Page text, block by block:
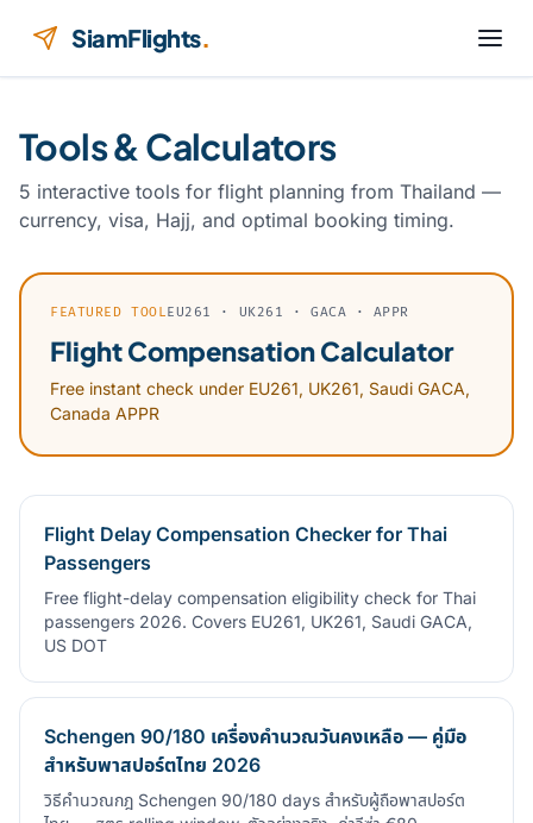
SiamFlights.
Tools & Calculators
5 interactive tools for flight planning from Thailand —
currency, visa, Hajj, and optimal booking timing.
FEATURED TOOLEU261 · UK261 · GACA · APPR
Flight Compensation Calculator
Free instant check under EU261, UK261, Saudi GACA,
Canada APPR
Flight Delay Compensation Checker for Thai
Passengers
Free flight-delay compensation eligibility check for Thai
passengers 2026. Covers EU261, UK261, Saudi GACA,
US DOT
Schengen 90/180 เครื่องคำนวณวันคงเหลือ — คู่มือ
สำหรับพาสปอร์ตไทย 2026
วิธีคำนวณกฎ Schengen 90/180 days สำหรับผู้ถือพาสปอร์ต